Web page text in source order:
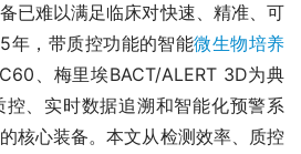
已难以满足临床对快速、精准、可
年，带质控功能的智能微生物培养
、梅里埃BACT/ALERT 3D为典
、实时数据追溯和智能化预警系
核心装备。本文从检测效率、质控